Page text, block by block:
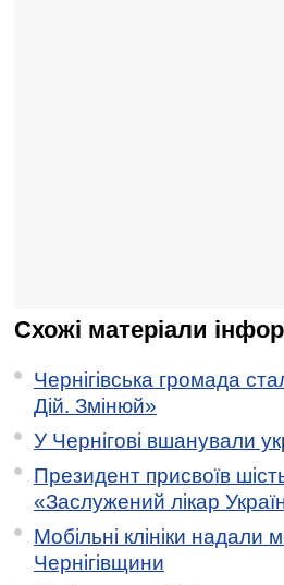
Схожі матеріали
Чернігівська громада
Дій. Змінюй»
У Чернігові вшанували
Президент присвоїв
«Заслужений лікар
Мобільні клініки
Чернігівщини